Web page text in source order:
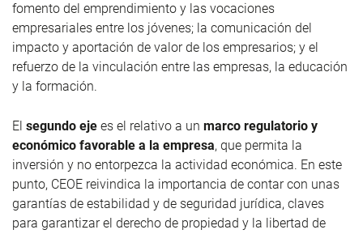
fomento del emprendimiento y las vocaciones
empresariales entre los jóvenes; la comunicación del
impacto y aportación de valor de los empresarios; y el
refuerzo de la vinculación entre las empresas, la educación
y la formación.
El segundo eje es el relativo a un marco regulatorio y
económico favorable a la empresa, que permita la
inversión y no entorpezca la actividad económica. En este
punto, CEOE reivindica la importancia de contar con unas
garantías de estabilidad y de seguridad jurídica, claves
para garantizar el derecho de propiedad y la libertad de